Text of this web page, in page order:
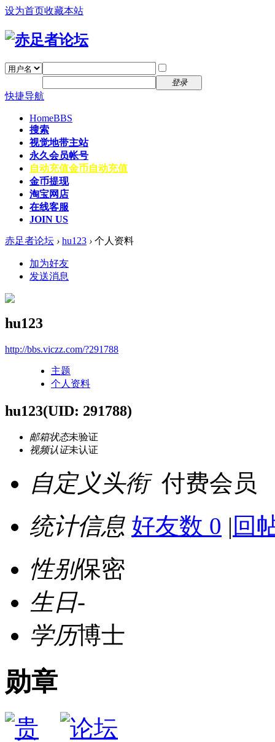
设为首页收藏本站
登录
快捷导航
HomeBBS
搜索
视觉地带主站
永久会员帐号
自动充值金币自动充值
金币提现
淘宝网店
在线客服
JOIN US
赤足者论坛 › hu123 › 个人资料
加为好友
发送消息
hu123
http://bbs.viczz.com/?291788
主题
个人资料
hu123(UID: 291788)
邮箱状态未验证
视频认证未认证
自定义头衔 付费会员
统计信息 好友数 0 | 回
性别保密
生日-
学历博士
勋章